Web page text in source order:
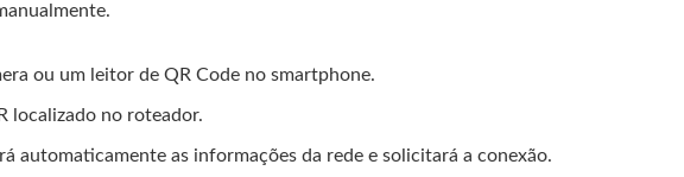
ou um leitor de QR Code no smartphone.
localizado no roteador.
automaticamente as informações da rede e solicitará a conexão.